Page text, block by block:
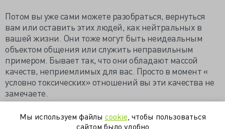
Потом вы уже сами можете разобраться, вернуться
вам или оставить этих людей, как нейтральных в
вашей жизни. Они тоже могут быть неидеальным
объектом общения или служить неправильным
примером. Бывает так, что они обладают массой
качеств, неприемлимых для вас. Просто в момент «
условно токсических» отношений вы эти качества не
замечаете.
Мы используем файлы cookie , чтобы пользоваться
сайтом было удобно